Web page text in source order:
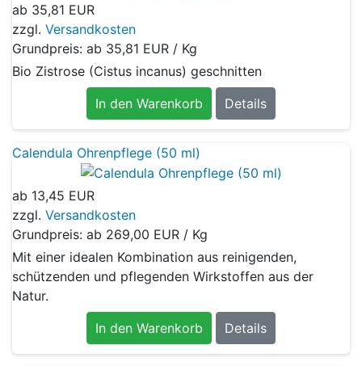
ab 35,81 EUR
zzgl. Versandkosten
Grundpreis: ab 35,81 EUR / Kg
Bio Zistrose (Cistus incanus) geschnitten
In den Warenkorb
Details
Calendula Ohrenpflege (50 ml)
ab 13,45 EUR
zzgl. Versandkosten
Grundpreis: ab 269,00 EUR / Kg
Mit einer idealen Kombination aus reinigenden,
schützenden und pflegenden Wirkstoffen aus der
Natur.
In den Warenkorb
Details